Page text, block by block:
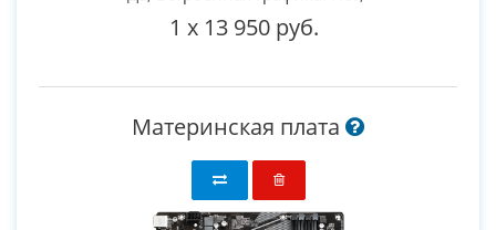
1 x 13 950 руб.
Материнская плата